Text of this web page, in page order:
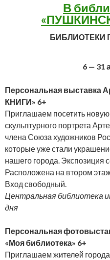
В
БИБЛИОТЕКИ
6 — 31
Персональная выставка
КНИГИ» 6+
Приглашаем посетить
скульптурного портрета
члена Союза художников
которые уже стали
нашего города. Экспозиция
Расположена на втором
Вход свободный.
Центральная библиотека
дня
Персональная
«Моя библиотека» 6+
Приглашаем жителей